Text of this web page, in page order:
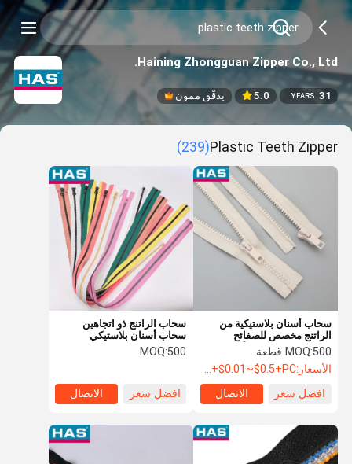
Haining Zhongguan Zipper Co., Ltd.
31
YEARS
5.0 يدقّق ممون
Plastic Teeth Zipper
(239)
سحاب الراتنج ذو اتجاهين
سحاب أسنان بلاستيكي
مخصصMOQ:500
افضل سعر الاتصال
سحاب أسنان بلاستيكية من
الراتنج مخصص للصفائح
المستطيلة للمعدات أو
الملابس الخاصة بالسفر
MOQ:500 قطعة
الأسعار:USD+$0.01~$0.5+PC
افضل سعر
الاتصال